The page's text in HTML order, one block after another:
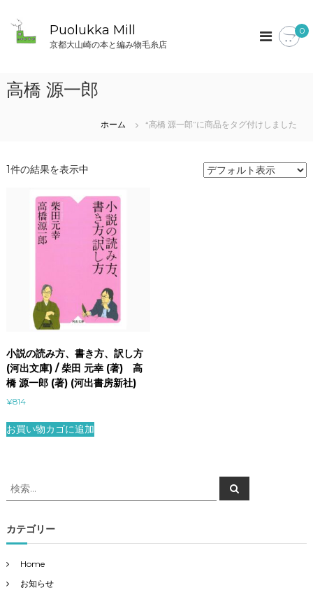
へ
ス
Puolukka Mill
京都大山崎の本と編み物毛糸店
0
高橋 源一郎
ホーム “高橋 源一郎”に商品をタグ付けしました
1件の結果を表示中
小説の読み方、書き方、訳し方
(河出文庫) / 柴田 元幸 (著) 高
橋 源一郎 (著) (河出書房新社)
¥814
お買い物カゴに追加
検
索
象
:
検
索
カテゴリー
Home
お知らせ